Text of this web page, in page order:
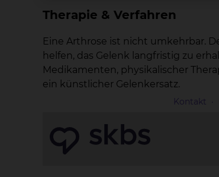
Therapie & Verfahren
Eine Arthrose ist nicht umkehrbar.
helfen, das Gelenk langfristig zu
Medikamenten, physikalischer
ein künstlicher Gelenkersatz.
Kontakt